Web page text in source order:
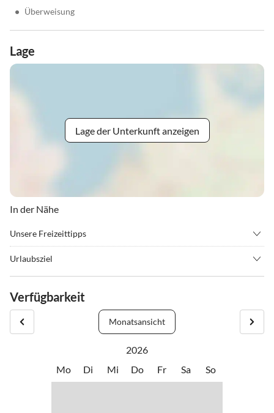
• Überweisung
Lage
Lage der Unterkunft anzeigen
In der Nähe
Unsere Freizeittipps
• Radfahren/ Cycling
• Vögel beobachten • Wandern
Urlaubsziel
seiner zahlreichen Sehenswürdigkeiten.
Verfügbarkeit
Monatsansicht
2026
Mo
Di Mi Do Fr Sa So